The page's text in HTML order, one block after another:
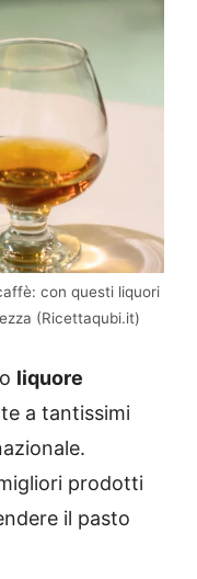
con questi liquori
(Ricettaqubi.it)
liquore
a tantissimi
prodotti
il pasto